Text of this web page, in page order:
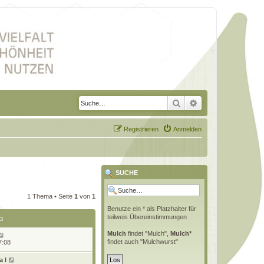
Suche Erweiterte Suche
Anmelden
Registrieren
1 Thema • Seite 1 von 1
l
SUCHE
Benutze ein * als Platzhalter für
teilweis Übereinstimmungen
Mulch findet "Mulch", Mulch*
findet auch "Mulchwurst"